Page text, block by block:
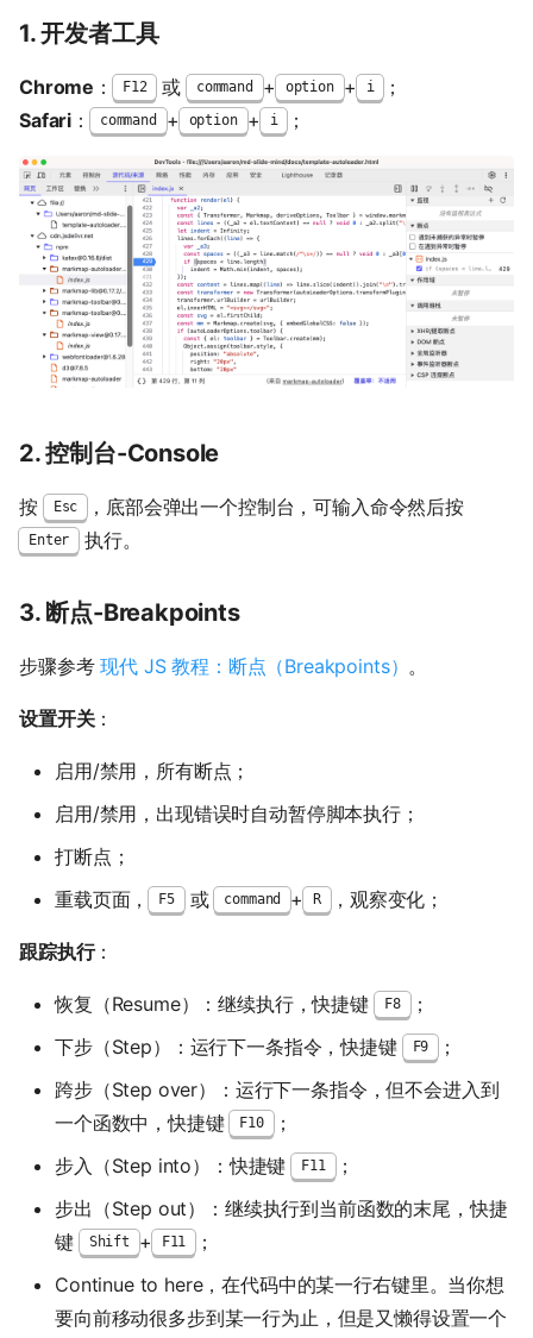
1. 开发者工具
Chrome ： F12 或 command + option + i
；
Safari ： command + option + i ；
2. 控制台-Console
按 Esc ，底部会弹出一个控制台，可输入命令然后按
Enter 执行。
3. 断点-Breakpoints
步骤参考现代 JS 教程：断点（Breakpoints） 。
设置开关：
启用/禁用，所有断点；
启用/禁用，出现错误时自动暂停脚本执行；
打断点；
重载页面，
F5 或 command + R ，观察变化；
跟踪执行：
恢复（Resume）：继续执行，快捷键 F8
；
下步（Step）：运行下一条指令，快捷键
F9
；
跨步（Step over）：运行下一条指令，但不会进入到
一个函数中，快捷键
F10
；
步入（Step into）：快捷键
F11
；
步出（Step out）：继续执行到当前函数的末尾，快捷
键
Shift + F11
；
Continue to here，在代码中的某一行右键里。当你想
要向前移动很多步到某一行为止，但是又懒得设置一个